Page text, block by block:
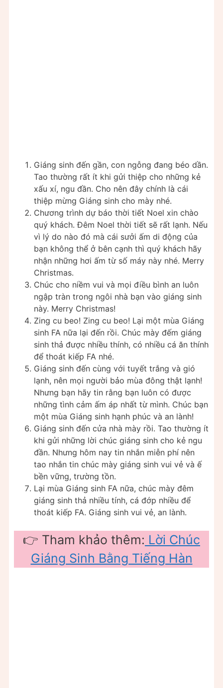
Giáng sinh đến gần, con ngỗng đang béo dần.
Tao thường rất ít khi gửi thiệp cho những kẻ
xấu xí, ngu đần. Cho nên đây chính là cái
thiệp mừng Giáng sinh cho mày nhé.
Chương trình dự báo thời tiết Noel xin chào
quý khách. Đêm Noel thời tiết sẽ rất lạnh. Nếu
vì lý do nào đó mà cái sưởi ấm di động của
bạn không thể ở bên cạnh thì quý khách hãy
nhận những hơi ấm từ số máy này nhé. Merry
Christmas.
Chúc cho niềm vui và mọi điều bình an luôn
ngập tràn trong ngôi nhà bạn vào giáng sinh
này. Merry Christmas!
Zing cu beo! Zing cu beo! Lại một mùa Giáng
sinh FA nữa lại đến rồi. Chúc mày đếm giáng
sinh thả được nhiều thính, có nhiều cá ăn thính
để thoát kiếp FA nhé.
Giáng sinh đến cùng với tuyết trắng và gió
lạnh, nên mọi người bảo mùa đông thật lạnh!
Nhưng bạn hãy tin rằng bạn luôn có được
những tình cảm ấm áp nhất từ mình. Chúc bạn
một mùa Giáng sinh hạnh phúc và an lành!
Giáng sinh đến cửa nhà mày rồi. Tao thường ít
khi gửi những lời chúc giáng sinh cho kẻ ngu
đần. Nhưng hôm nay tin nhắn miễn phí nên
tao nhắn tin chúc mày giáng sinh vui vẻ và ế
bền vững, trường tồn.
Lại mùa Giáng sinh FA nữa, chúc mày đêm
giáng sinh thả nhiều tính, cá đớp nhiều để
thoát kiếp FA. Giáng sinh vui vẻ, an lành.
👉 Tham khảo thêm: Lời Chúc
Giáng Sinh Bằng Tiếng Hàn